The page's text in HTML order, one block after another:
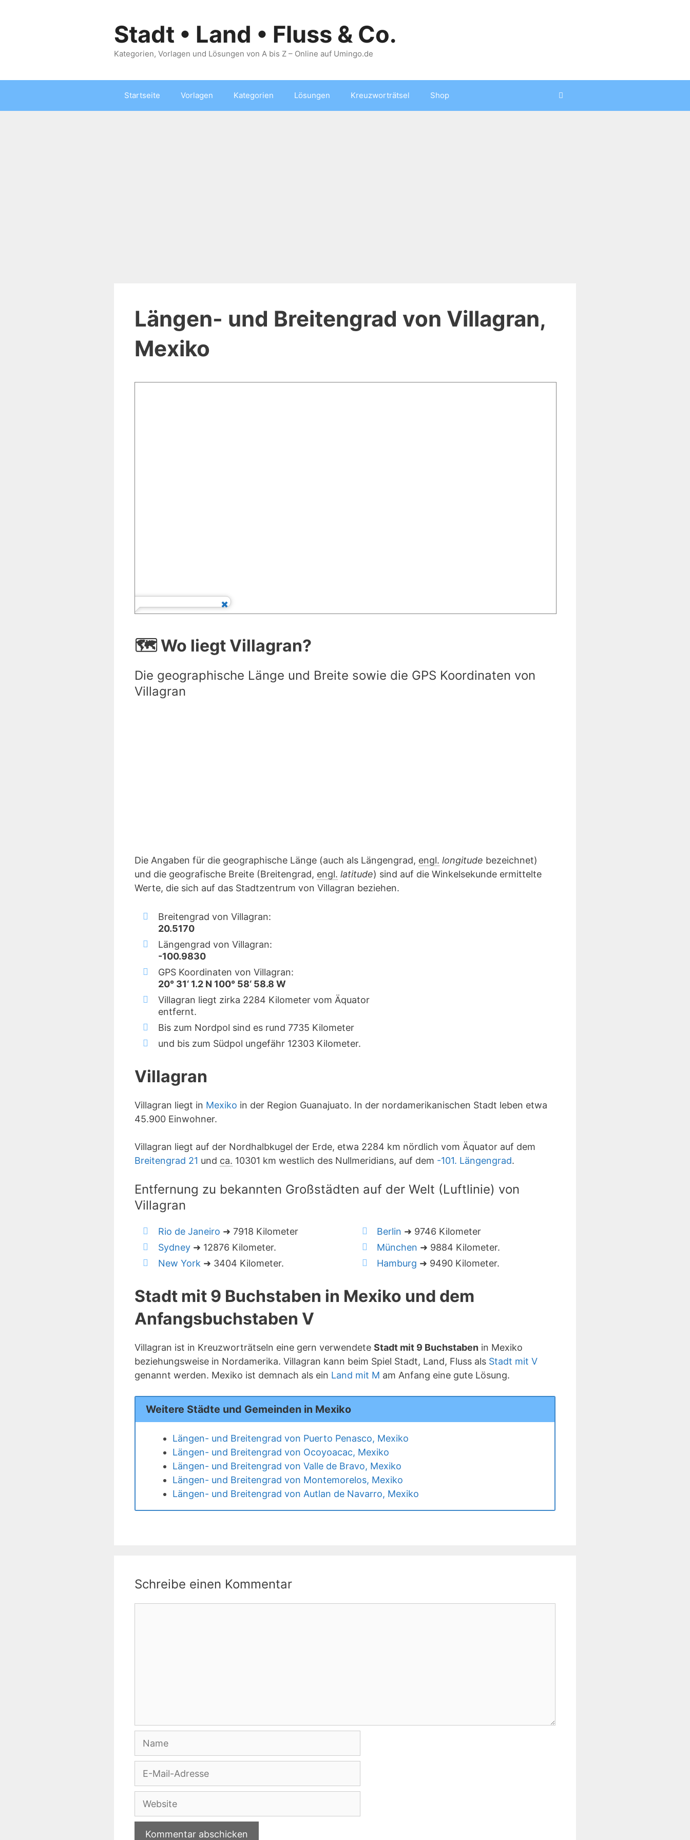
Stadt • Land • Fluss & Co.
Kategorien, Vorlagen und Lösungen von A bis Z – Online auf Umingo.de
Startseite Vorlagen Kategorien Lösungen Kreuzworträtsel Shop
Längen- und Breitengrad von Villagran,
Mexiko
🗺️ Wo liegt Villagran?
Die geographische Länge und Breite sowie die GPS Koordinaten von
Villagran
Die Angaben für die geographische Länge (auch als Längengrad, engl. longitude bezeichnet)
und die geografische Breite (Breitengrad, engl. latitude) sind auf die Winkelsekunde ermittelte
Werte, die sich auf das Stadtzentrum von Villagran beziehen.
Breitengrad von Villagran:
20.5170
Längengrad von Villagran:
-100.9830
GPS Koordinaten von Villagran:
20° 31‘ 1.2 N 100° 58‘ 58.8 W
Villagran liegt zirka 2284 Kilometer vom Äquator
entfernt.
Bis zum Nordpol sind es rund 7735 Kilometer
und bis zum Südpol ungefähr 12303 Kilometer.
Villagran
Villagran liegt in Mexiko in der Region Guanajuato. In der nordamerikanischen Stadt leben etwa
45.900 Einwohner.
Villagran liegt auf der Nordhalbkugel der Erde, etwa 2284 km nördlich vom Äquator auf dem
Breitengrad 21 und ca. 10301 km westlich des Nullmeridians, auf dem -101. Längengrad.
Entfernung zu bekannten Großstädten auf der Welt (Luftlinie) von
Villagran
Rio de Janeiro ➜ 7918 Kilometer
Sydney ➜ 12876 Kilometer.
New York ➜ 3404 Kilometer.
Berlin ➜ 9746 Kilometer
München ➜ 9884 Kilometer.
Hamburg ➜ 9490 Kilometer.
Stadt mit 9 Buchstaben in Mexiko und dem
Anfangsbuchstaben V
Villagran ist in Kreuzworträtseln eine gern verwendete Stadt mit 9 Buchstaben in Mexiko
beziehungsweise in Nordamerika. Villagran kann beim Spiel Stadt, Land, Fluss als Stadt mit V
genannt werden. Mexiko ist demnach als ein Land mit M am Anfang eine gute Lösung.
Weitere Städte und Gemeinden in Mexiko
Längen- und Breitengrad von Puerto Penasco, Mexiko
Längen- und Breitengrad von Ocoyoacac, Mexiko
Längen- und Breitengrad von Valle de Bravo, Mexiko
Längen- und Breitengrad von Montemorelos, Mexiko
Längen- und Breitengrad von Autlan de Navarro, Mexiko
Schreibe einen Kommentar
Adresse
Website